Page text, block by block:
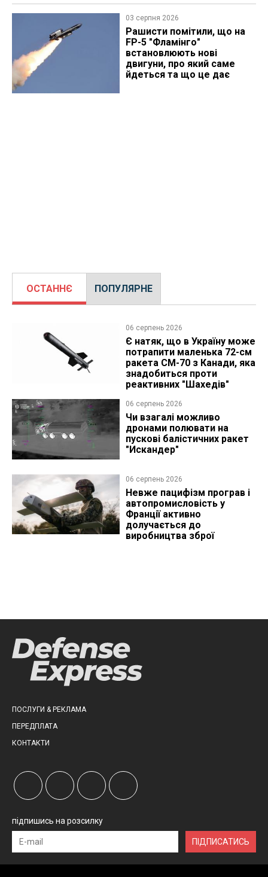
03 серпня 2026
Рашисти помітили, що на
FP-5 "Фламінго"
встановлюють нові
двигуни, про який саме
йдеться та що це дає
ОСТАННЄ ПОПУЛЯРНЕ
06 серпень 2026
Є натяк, що в Україну може
потрапити маленька 72-см
ракета CM-70 з Канади, яка
знадобиться проти
реактивних "Шахедів"
06 серпень 2026
Чи взагалі можливо
дронами полювати на
пускові балістичних ракет
"Искандер"
06 серпень 2026
Невже пацифізм програв і
автопромисловість у
Франції активно
долучається до
виробництва зброї
ПОСЛУГИ & РЕКЛАМА
ПЕРЕДПЛАТА
КОНТАКТИ
підпишись на розсилку
ПІДПИСАТИСЬ